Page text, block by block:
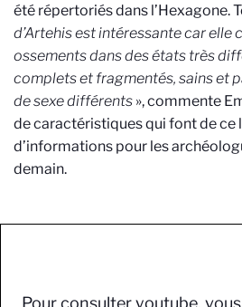
été répertoriés dans l’Hexagone.
d’Artehis est intéressante car elle
ossements dans des états très
complets et fragmentés, sains et
de sexe différents », commente
de caractéristiques qui font de ce
d’informations pour les
demain.
Pour consulter youtube,